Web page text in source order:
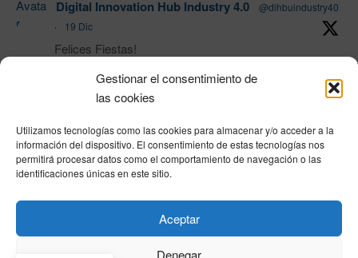
Gestionar el consentimiento de
las cookies
Utilizamos tecnologías como las cookies para almacenar y/o acceder a la
información del dispositivo. El consentimiento de estas tecnologías nos
permitirá procesar datos como el comportamiento de navegación o las
identificaciones únicas en este sitio.
Aceptar
Denegar
Avata
r
Digital Innovation Hub Industry 4.0
@dihbuindustry40
·
19 Dic
Felices Fiestas!
1 Twitter
Load More
Política de privacidad|Aviso Legal|Política de cookies|DNSH|Trabaja con